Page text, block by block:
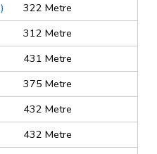
322 Metre
312 Metre
431 Metre
375 Metre
432 Metre
432 Metre